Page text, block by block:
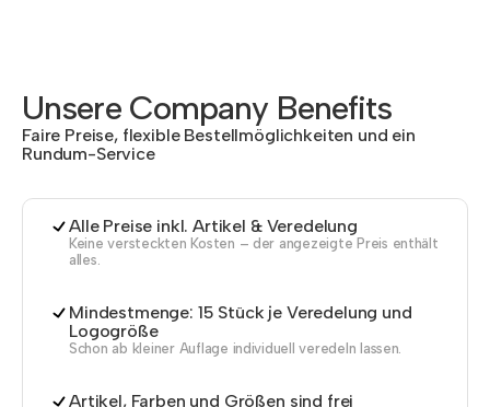
Unsere Company Benefits
Faire Preise, flexible Bestellmöglichkeiten und ein
Rundum-Service
Alle Preise inkl. Artikel & Veredelung
Keine versteckten Kosten – der angezeigte Preis enthält
alles.
Mindestmenge: 15 Stück je Veredelung und
Logogröße
Schon ab kleiner Auflage individuell veredeln lassen.
Artikel, Farben und Größen sind frei